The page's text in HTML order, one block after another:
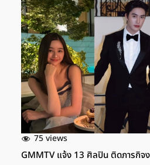
75 views
GMMTV แจ้ง 13 ศิลปิน ติดภารกิจ